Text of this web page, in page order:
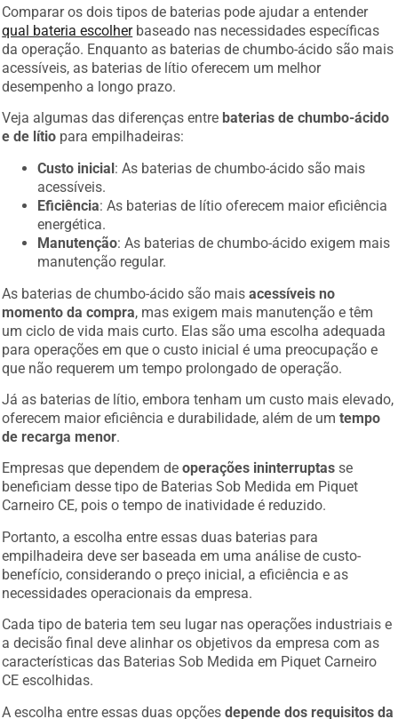
Comparar os dois tipos de baterias pode ajudar a entender
qual bateria escolherbaseado nas necessidades específicas
da operação. Enquanto as baterias de chumbo-ácido são mais
acessíveis, as baterias de lítio oferecem um melhor
desempenho a longo prazo.
Veja algumas das diferenças entre baterias de chumbo-ácido
e de lítio para empilhadeiras:
Custo inicial: As baterias de chumbo-ácido são mais
acessíveis.
Eficiência: As baterias de lítio oferecem maior eficiência
energética.
Manutenção: As baterias de chumbo-ácido exigem mais
manutenção regular.
As baterias de chumbo-ácido são maisacessíveis no
momento da compra, mas exigem mais manutenção e têm
um ciclo de vida mais curto. Elas são uma escolha adequada
para operações em que o custo inicial é uma preocupação e
que não requerem um tempo prolongado de operação.
Já as baterias de lítio, embora tenham um custo mais elevado,
oferecem maior eficiência e durabilidade, além de umtempo
de recarga menor.
Empresas que dependem deoperações ininterruptas se
beneficiam desse tipo de Baterias Sob Medida em Piquet
Carneiro CE, pois o tempo de inatividade é reduzido.
Portanto, a escolha entre essas duas baterias para
empilhadeira deve ser baseada em uma análise de custo-
benefício, considerando o preço inicial, a eficiência e as
necessidades operacionais da empresa.
Cada tipo de bateria tem seu lugar nas operações industriais e
a decisão final deve alinhar os objetivos da empresa com as
características das Baterias Sob Medida em Piquet Carneiro
CE escolhidas.
A escolha entre essas duas opçõesdepende dos requisitos da